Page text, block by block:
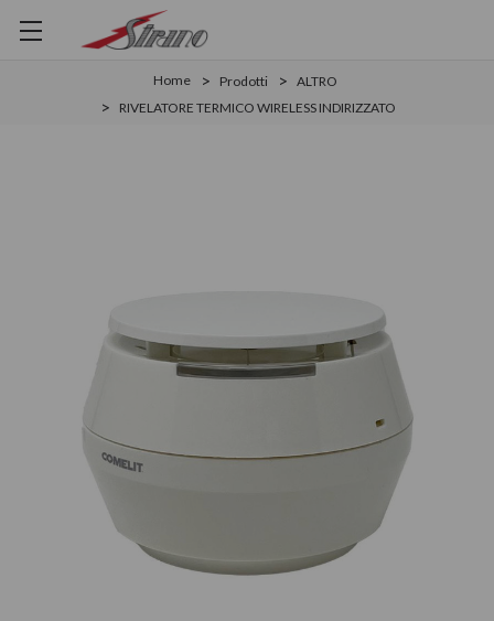
Home Prodotti
ALTRO
RIVELATORE TERMICO WIRELESS INDIRIZZATO